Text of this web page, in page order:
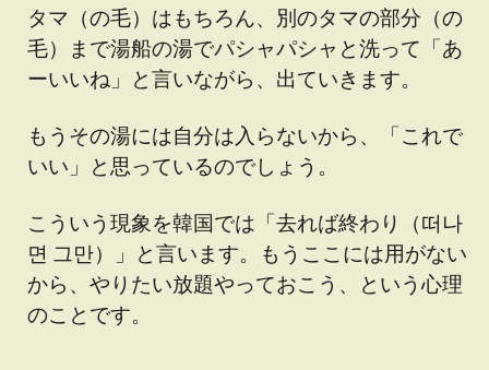
タマ（の毛）はもちろん、別のタマの部分（の
毛）まで湯船の湯でパシャパシャと洗って「あ
ーいいね」と言いながら、出ていきます。
もうその湯には自分は入らないから、「これで
いい」と思っているのでしょう。
こういう現象を韓国では「去れば終わり（떠나
면 그만）」と言います。もうここには用がない
から、やりたい放題やっておこう、という心理
のことです。